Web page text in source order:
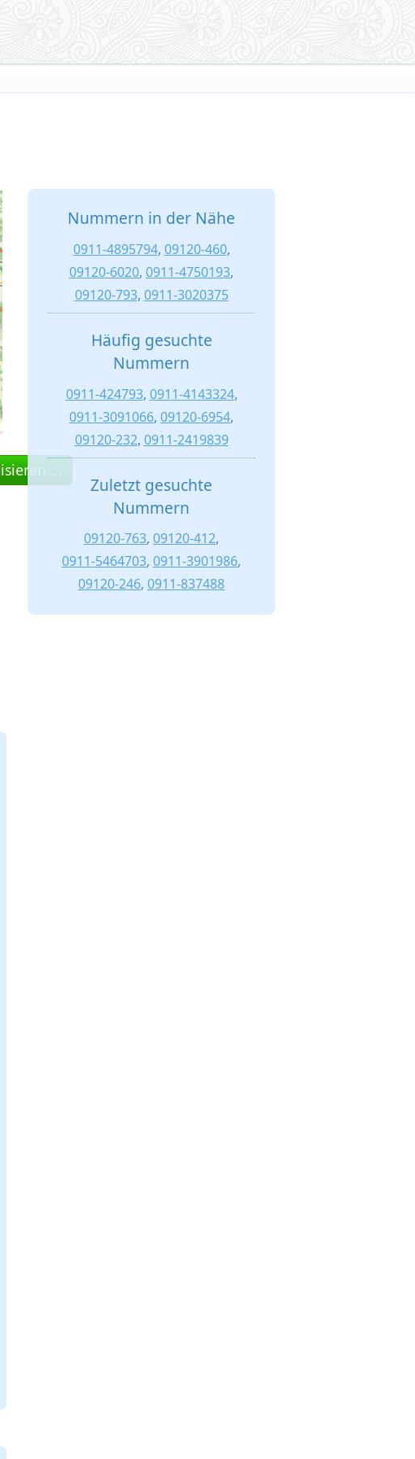
…
Nummern in der Nähe
0911-4895794, 09120-460,
09120-6020, 0911-4750193,
09120-793, 0911-3020375
Häufig gesuchte
Nummern
0911-424793, 0911-4143324,
0911-3091066, 09120-6954,
09120-232, 0911-2419839
Zuletzt gesuchte
Nummern
09120-763, 09120-412,
0911-5464703, 0911-3901986,
09120-246, 0911-837488